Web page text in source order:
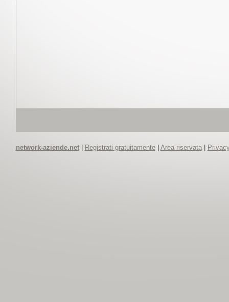
network-aziende.net| Registrati gratuitamente| Area riservata|